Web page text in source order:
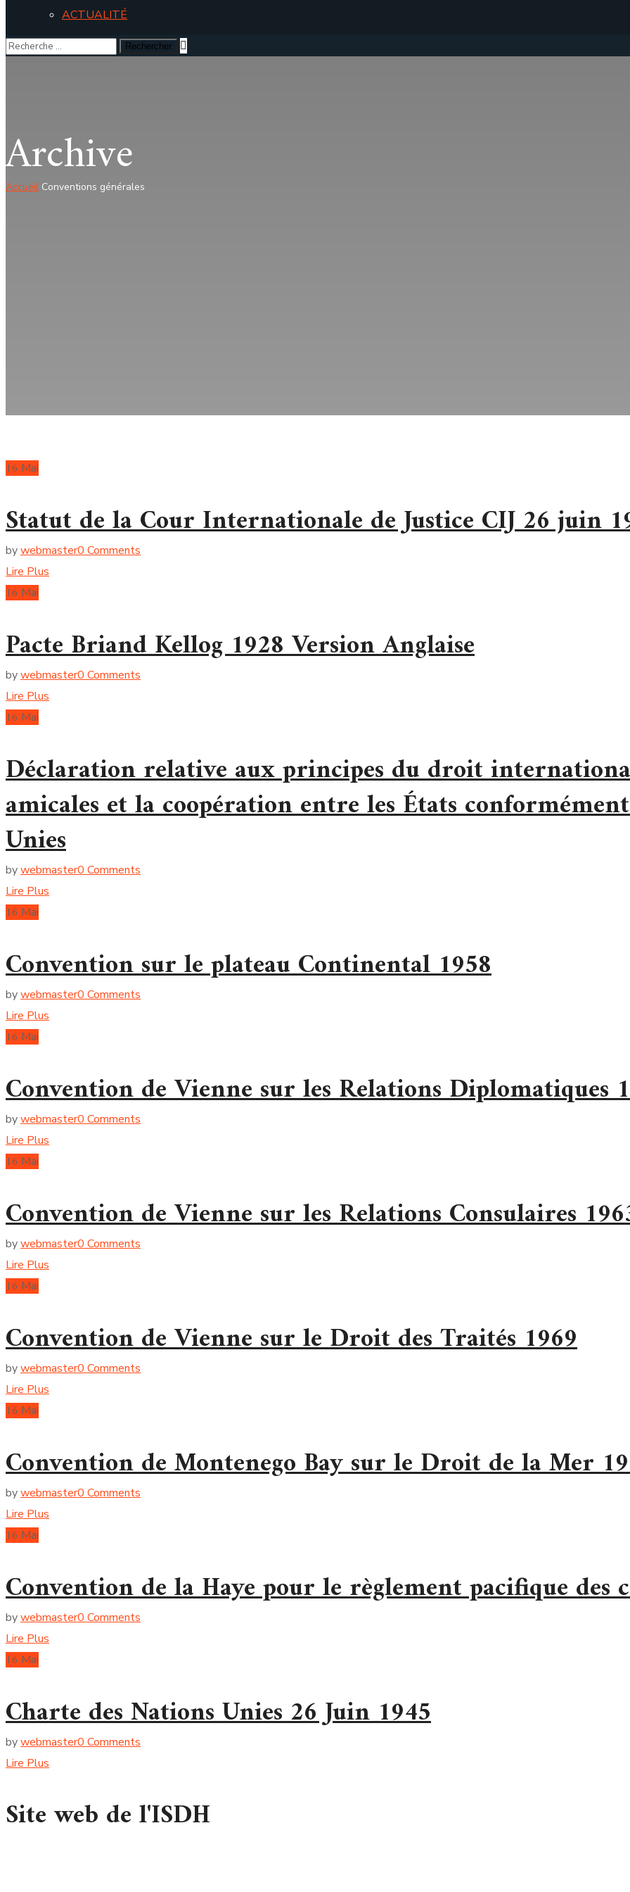
ACTUALITÉ
Archive
Accueil Conventions générales
16 Mai
Statut de la Cour Internationale de Justice CIJ 26 juin
bywebmaster0 Comments
Lire Plus
16 Mai
Pacte Briand Kellog 1928 Version Anglaise
bywebmaster0 Comments
Lire Plus
16 Mai
Déclaration relative aux principes du droit
amicales et la coopération entre les États
Unies
bywebmaster0 Comments
Lire Plus
16 Mai
Convention sur le plateau Continental 1958
bywebmaster0 Comments
Lire Plus
16 Mai
Convention de Vienne sur les Relations Diplomatiques
bywebmaster0 Comments
Lire Plus
16 Mai
Convention de Vienne sur les Relations Consulaires
bywebmaster0 Comments
Lire Plus
16 Mai
Convention de Vienne sur le Droit des Traités 1969
bywebmaster0 Comments
Lire Plus
16 Mai
Convention de Montenego Bay sur le Droit de la Mer
bywebmaster0 Comments
Lire Plus
16 Mai
Convention de la Haye pour le règlement pacifique
bywebmaster0 Comments
Lire Plus
16 Mai
Charte des Nations Unies 26 Juin 1945
bywebmaster0 Comments
Lire Plus
Site web de l'ISDH